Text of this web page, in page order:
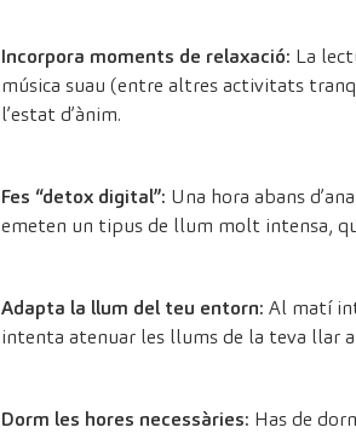
Incorpora moments de relaxació: La
música suau (entre altres activitats
l’estat d’ànim.
Fes “detox digital”: Una hora abans
emeten un tipus de llum molt intensa,
Adapta la llum del teu entorn: Al matí
intenta atenuar les llums de la teva llar
Dorm les hores necessàries: Has de